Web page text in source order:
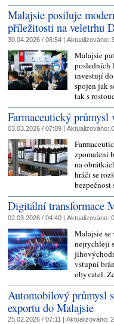
Malajsie posiluje
příležitosti na veletrhu
30.04.2026 / 08:54 | Aktualizováno:
Malajsie
posledních
investují
spojen jak
tak s
Farmaceutický
03.03.2026 / 07:09 | Aktualizováno:
zpomalení
na
hráči se
Digitální transformace
02.03.2026 / 04:40 | Aktualizováno:
Malajsie
nejrychleji
vstupní
obyvatel.
Automobilový průmysl
exportu do Malajsie
25.02.2026 / 07:11 | Aktualizováno: